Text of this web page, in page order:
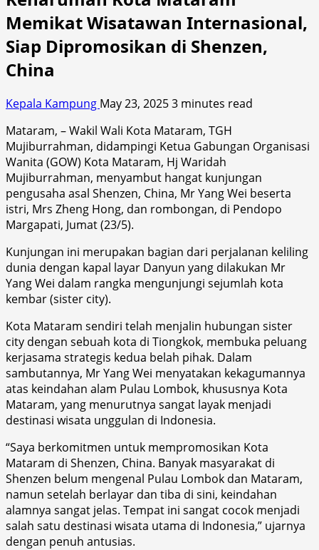
Memikat Wisatawan Internasional,
Siap Dipromosikan di Shenzen,
China
Kepala Kampung May 23, 20253 minutes read
Mataram, – Wakil Wali Kota Mataram, TGH
Mujiburrahman, didampingi Ketua Gabungan Organisasi
Wanita (GOW) Kota Mataram, Hj Waridah
Mujiburrahman, menyambut hangat kunjungan
pengusaha asal Shenzen, China, Mr Yang Wei beserta
istri, Mrs Zheng Hong, dan rombongan, di Pendopo
Margapati, Jumat (23/5).
Kunjungan ini merupakan bagian dari perjalanan keliling
dunia dengan kapal layar Danyun yang dilakukan Mr
Yang Wei dalam rangka mengunjungi sejumlah kota
kembar (sister city).
Kota Mataram sendiri telah menjalin hubungan sister
city dengan sebuah kota di Tiongkok, membuka peluang
kerjasama strategis kedua belah pihak. Dalam
sambutannya, Mr Yang Wei menyatakan kekagumannya
atas keindahan alam Pulau Lombok, khususnya Kota
Mataram, yang menurutnya sangat layak menjadi
destinasi wisata unggulan di Indonesia.
“Saya berkomitmen untuk mempromosikan Kota
Mataram di Shenzen, China. Banyak masyarakat di
Shenzen belum mengenal Pulau Lombok dan Mataram,
namun setelah berlayar dan tiba di sini, keindahan
alamnya sangat jelas. Tempat ini sangat cocok menjadi
salah satu destinasi wisata utama di Indonesia,” ujarnya
dengan penuh antusias.